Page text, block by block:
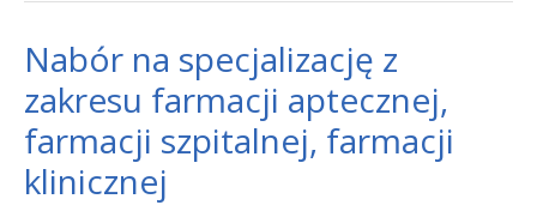
Nabór na specjalizację z
zakresu farmacji aptecznej,
farmacji szpitalnej, farmacji
klinicznej